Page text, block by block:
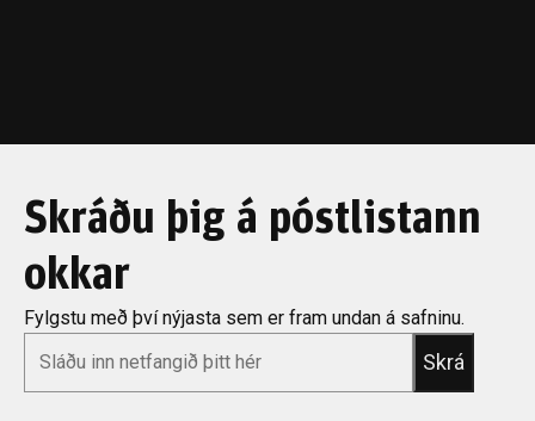
Skráðu þig á póstlistann
okkar
Fylgstu með því nýjasta sem er fram undan á safninu.